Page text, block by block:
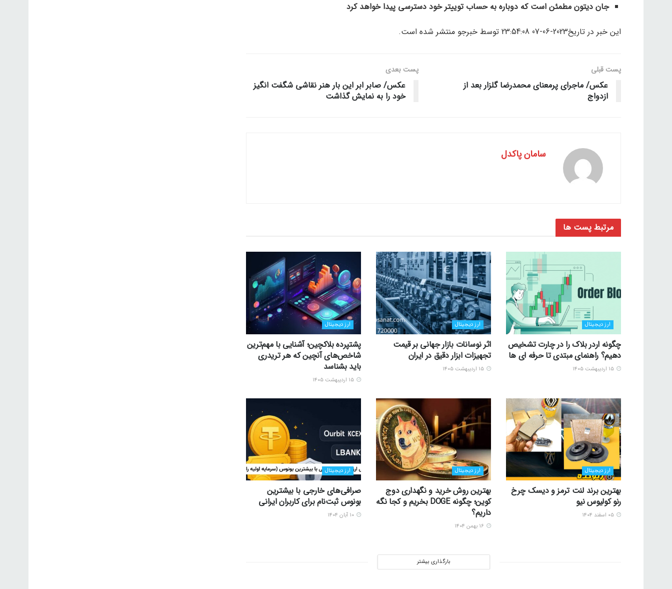
جان دیتون مطمئن است که دوباره به حساب توییتر خود دسترسی پیدا خواهد کرد
این خبر در تاریخ2023-06-07 23:54:08 توسط خبرجو منتشر شده است.
پست قبلی
عکس/ ماجرای پرمعنای محمدرضا گلزار بعد از
ازدواج
پست‌ بعدی
عکس/ صابر ابر این بار هنر نقاشی شگفت انگیز
خود را به نمایش گذاشت
سامان پاکدل
مرتبط پست ها
ارز دیجیتال
چگونه اردر بلاک را در چارت تشخیص
دهیم؟ راهنمای مبتدی تا حرفه ای ها
ارز دیجیتال
اثر نوسانات بازار جهانی بر قیمت
تجهیزات ابزار دقیق در ایران
ارز دیجیتال
پشتپرده بلاکچین؛ آشنایی با مهم‌ترین
شاخص‌های آنچین که هر تریدری
باید بشناسد
ارز دیجیتال
بهترین برند لنت ترمز و دیسک چرخ
رنو کولیوس نیو
ارز دیجیتال
بهترین روش خرید و نگهداری دوج
کوین؛ چگونه DOGE بخریم و کجا نگه
داریم؟
ارز دیجیتال
صرافی‌های خارجی با بیشترین
بونوس ثبت‌نام برای کاربران ایرانی
بارگذاری بیشتر